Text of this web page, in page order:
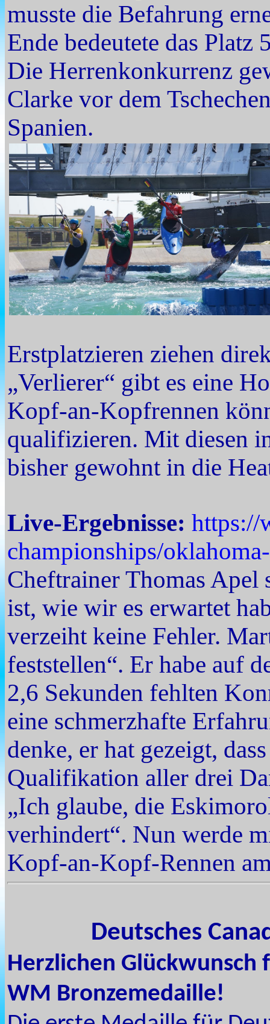
musste die Befahrung
Ende bedeutete das
Die Herrenkonkurrenz
Clarke vor dem
Spanien.
Erstplatzieren ziehen
„Verlierer“ gibt es eine
Kopf-an-Kopfrennen
qualifizieren. Mit diesen
bisher gewohnt in die
Live-Ergebnisse: https://
championships/
Cheftrainer Thomas Apel
ist, wie wir es erwartet
verzeiht keine Fehler.
feststellen“. Er habe auf
2,6 Sekunden fehlten
eine schmerzhafte
denke, er hat gezeigt,
Qualifikation aller drei
„Ich glaube, die
verhindert“. Nun werde
Kopf-an-Kopf-Rennen
Deutsches
Herzlichen
WM Bronzemedaille!